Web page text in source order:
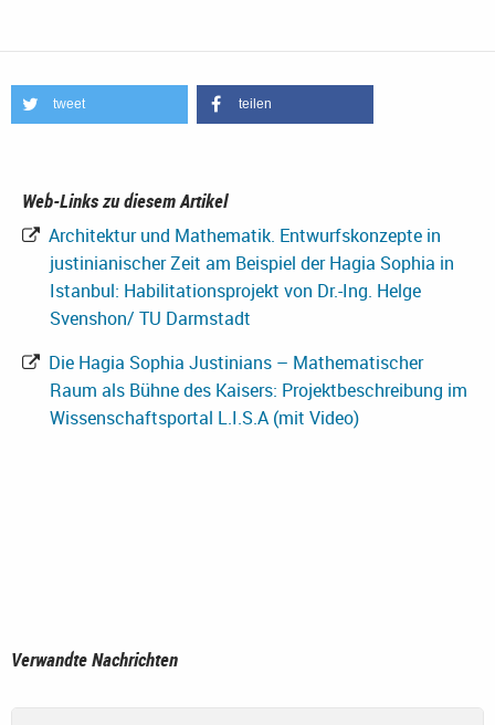
tweet teilen
Web-Links zu diesem Artikel
Architektur und Mathematik. Entwurfskonzepte in
justinianischer Zeit am Beispiel der Hagia Sophia in
Istanbul: Habilitationsprojekt von Dr.-Ing. Helge
Svenshon/ TU Darmstadt
Die Hagia Sophia Justinians – Mathematischer
Raum als Bühne des Kaisers: Projektbeschreibung im
Wissenschaftsportal L.I.S.A (mit Video)
Verwandte Nachrichten